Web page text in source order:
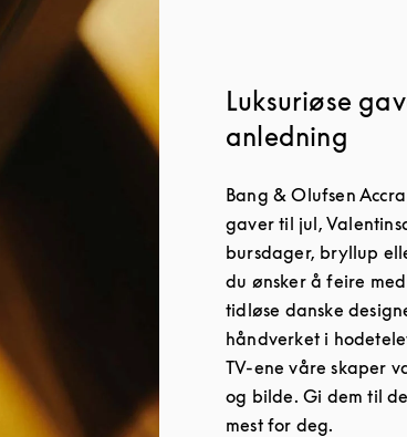
Luksuriøse
anledning
Bang & Olufsen
gaver til jul,
bursdager, bryllup
du ønsker å feire
tidløse danske
håndverket i
TV-ene våre skaper
og bilde. Gi dem til
mest for deg.